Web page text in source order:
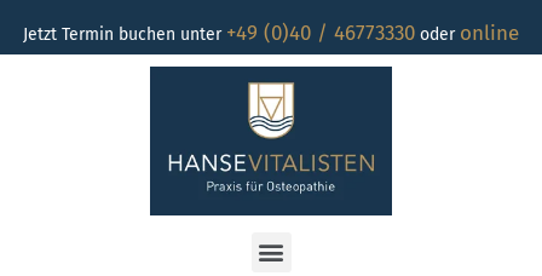
Jetzt Termin buchen unter +49 (0)40 / 46773330 oder online